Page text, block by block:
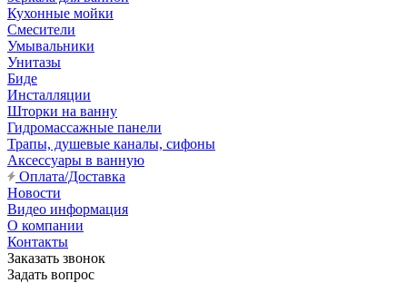
Кухонные мойки
Смесители
Умывальники
Унитазы
Биде
Инсталляции
Шторки на ванну
Гидромассажные панели
Трапы, душевые каналы, сифоны
Аксессуары в ванную
Оплата/Доставка
Новости
Видео информация
О компании
Контакты
Заказать звонок
Задать вопрос